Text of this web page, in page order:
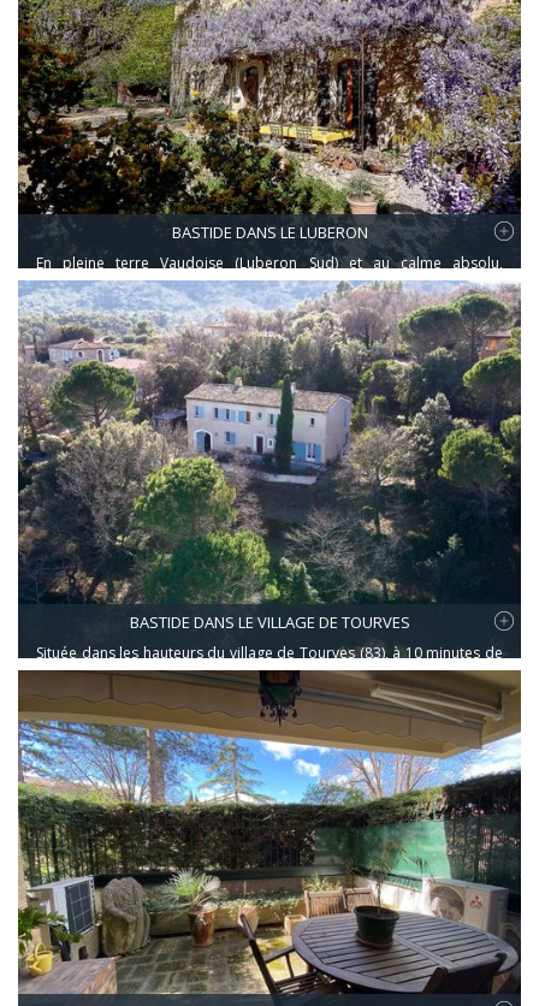
BASTIDE DANS LE LUBERON
En pleine terre Vaudoise (Luberon Sud) et au calme absolu,
authentique bastide Provençale en pierre. Construite en 1840 et
exposée Sud, l'ensemble est composé de 13 pièces sur 462m2 de
surface de plancher réparti sur 3 niveaux avec des hauteurs sous
plafond de 3m. Le terrain, de 1895m2, est clos sur les voies
publiques. La bastide est régulièrement rénovée depuis 20 ans dans
le respect des volumes et des matériaux de l'époque.
BASTIDE DANS LE VILLAGE DE TOURVES
Située dans les hauteurs du village de Tourves (83), à 10 minutes de
toutes les commodités, des écoles, et des grands axes routiers,
venez découvrir cette jolie maison familiale de 220 m2 construite
dans les années 80 sur deux niveaux dominant son terrain en
restanques de 6500 m2.